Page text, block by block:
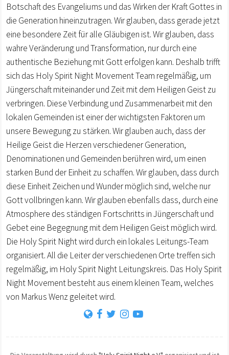
Botschaft des Evangeliums und das Wirken der Kraft Gottes in
die Generation hineinzutragen. Wir glauben, dass gerade jetzt
eine besondere Zeit für alle Gläubigen ist. Wir glauben, dass
wahre Veränderung und Transformation, nur durch eine
authentische Beziehung mit Gott erfolgen kann. Deshalb trifft
sich das Holy Spirit Night Movement Team regelmäßig, um
Jüngerschaft miteinander und Zeit mit dem Heiligen Geist zu
verbringen. Diese Verbindung und Zusammenarbeit mit den
lokalen Gemeinden ist einer der wichtigsten Faktoren um
unsere Bewegung zu stärken. Wir glauben auch, dass der
Heilige Geist die Herzen verschiedener Generation,
Denominationen und Gemeinden berühren wird, um einen
starken Bund der Einheit zu schaffen. Wir glauben, dass durch
diese Einheit Zeichen und Wunder möglich sind, welche nur
Gott vollbringen kann. Wir glauben ebenfalls dass, durch eine
Atmosphere des ständigen Fortschritts in Jüngerschaft und
Gebet eine Begegnung mit dem Heiligen Geist möglich wird.
Die Holy Spirit Night wird durch ein lokales Leitungs-Team
organisiert. All die Leiter der verschiedenen Orte treffen sich
regelmäßig, im Holy Spirit Night Leitungskreis. Das Holy Spirit
Night Movement besteht aus einem kleinen Team, welches
von Markus Wenz geleitet wird.